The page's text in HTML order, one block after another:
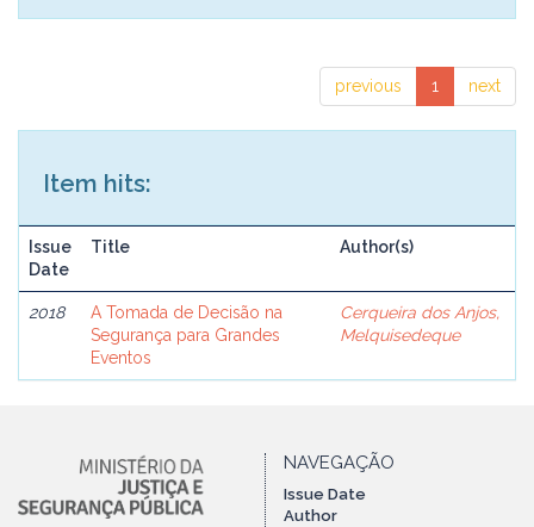
previous 1 next
Item hits:
Issue
Date
Title Author(s)
2018
A Tomada de Decisão na
Segurança para Grandes
Eventos
Cerqueira dos Anjos,
Melquisedeque
NAVEGAÇÃO
Issue Date
Author